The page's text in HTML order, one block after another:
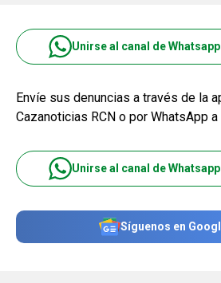
Unirse al canal de
Envíe sus denuncias a través de la
Cazanoticias RCN o por WhatsApp
Unirse al canal de
Síguenos en